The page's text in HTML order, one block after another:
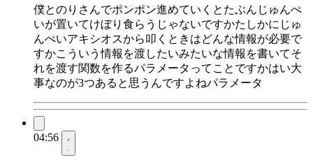
僕とのりさんでポンポン進めていくとたぶんじゅんぺ
いが置いてけぼり食らうじゃないですかたしかにじゅ
んぺいアキシオスから叩くときはどんな情報が必要で
すかこういう情報を渡したいみたいな情報を書いてそ
れを渡す関数を作るパラメータってことですかはい大
事なのが3つあると思うんですよねパラメータ
04:56